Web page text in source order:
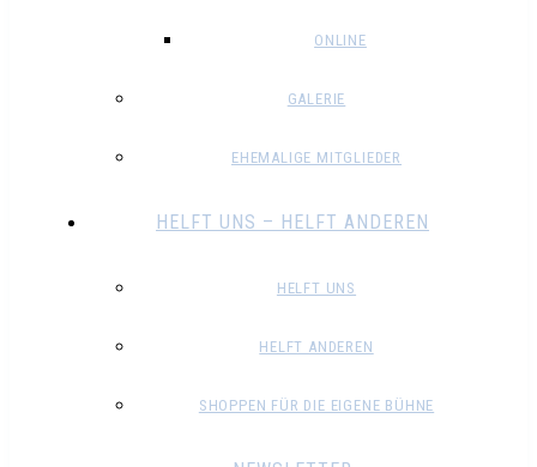
ONLINE
GALERIE
EHEMALIGE MITGLIEDER
HELFT UNS – HELFT ANDEREN
HELFT UNS
HELFT ANDEREN
SHOPPEN FÜR DIE EIGENE BÜHNE